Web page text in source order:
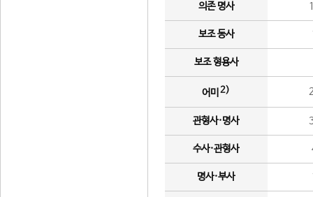
의존 명사
보조 동사
보조 형용사
어미 2)
관형사·명사
수사·관형사
명사·부사